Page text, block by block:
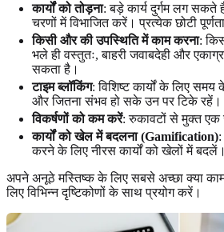
कार्यों को तोड़ना: बड़े कार्य दुर्गम लग सकते
चरणों में विभाजित करें। प्रत्येक छोटी
किसी और की उपस्थिति में काम करना:
भले ही वस्तुतः, बाहरी जवाबदेही और
सकता है।
टाइम ब्लॉकिंग: विशिष्ट कार्यों के लिए समय
और जितना संभव हो सके उन पर टिके रहें।
विकर्षणों को कम करें: रुकावटों से मुक्त एक
कार्यों को खेल में बदलना (Gamification)
करने के लिए नीरस कार्यों को खेलों में बदलें।
अपने अनूठे मस्तिष्क के लिए सबसे अच्छा क्या
लिए विभिन्न दृष्टिकोणों के साथ प्रयोग करें।